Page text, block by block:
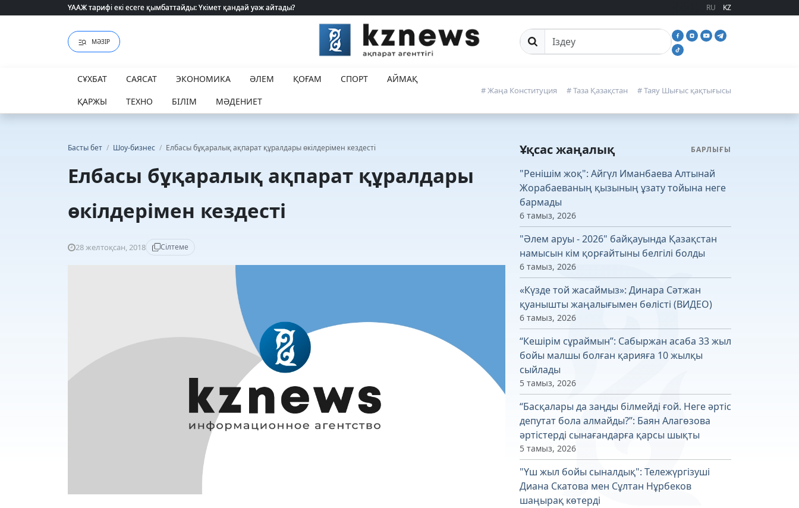
ҮААЖ тарифі екі есеге қымбаттайды: Үкімет қандай уәж айтады?
ҮААЖ тарифі екі есеге қымбаттайды: Үкімет қандай уәж айтады? RU KZ
МӘЗІР Сайттан іздеу
СҰХБАТ САЯСАТ ЭКОНОМИКА ӘЛЕМ ҚОҒАМ СПОРТ
АЙМАҚ
ҚАРЖЫ
ТЕХНО БІЛІМ МӘДЕНИЕТ
# Жаңа Конституция # Таза Қазақстан # Таяу Шығыс қақтығысы
Басты бет / Шоу-бизнес / Елбасы бұқаралық ақпарат құралдары өкілдерімен кездесті
Елбасы бұқаралық ақпарат құралдары
өкілдерімен кездесті
28 желтоқсан, 2018 Сілтеме
Ұқсас жаңалық БАРЛЫҒЫ
"Ренішім жоқ": Айгүл Иманбаева Алтынай
Жорабаеваның қызының ұзату тойына неге
бармады
6 тамыз, 2026
"Әлем аруы - 2026" байқауында Қазақстан
намысын кім қорғайтыны белгілі болды
6 тамыз, 2026
«Күзде той жасаймыз»: Динара Сәтжан
қуанышты жаңалығымен бөлісті (ВИДЕО)
6 тамыз, 2026
“Кешірім сұраймын”: Сабыржан асаба 33 жыл
бойы малшы болған қарияға 10 жылқы
сыйлады
5 тамыз, 2026
“Басқалары да заңды білмейді ғой. Неге әртіс
депутат бола алмайды?”: Баян Алагөзова
әртістерді сынағандарға қарсы шықты
5 тамыз, 2026
"Үш жыл бойы сыналдық": Тележүргізуші
Диана Скатова мен Сұлтан Нұрбеков
шаңырақ көтерді